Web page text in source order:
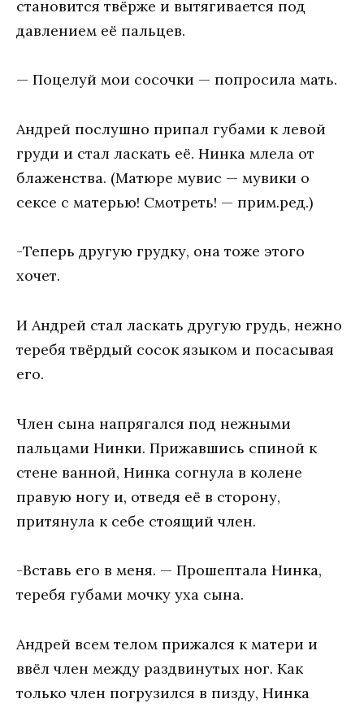
становится твёрже и вытягивается под
давлением её пальцев.
— Поцелуй мои сосочки — попросила мать.
Андрей послушно припал губами к левой
груди и стал ласкать её. Нинка млела от
блаженства. (Матюре мувис — мувики о
сексе с матерью! Смотреть! — прим.ред.)
-Теперь другую грудку, она тоже этого
хочет.
И Андрей стал ласкать другую грудь, нежно
теребя твёрдый сосок языком и посасывая
его.
Член сына напрягался под нежными
пальцами Нинки. Прижавшись спиной к
стене ванной, Нинка согнула в колене
правую ногу и, отведя её в сторону,
притянула к себе стоящий член.
-Вставь его в меня. — Прошептала Нинка,
теребя губами мочку уха сына.
Андрей всем телом прижался к матери и
ввёл член между раздвинутых ног. Как
только член погрузился в пизду, Нинка